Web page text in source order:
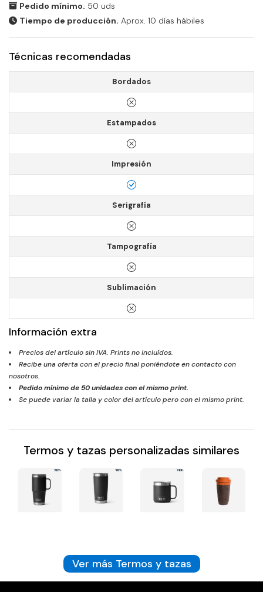
Pedido mínimo. 50 uds
Tiempo de producción. Aprox. 10 días hábiles
Técnicas recomendadas
Bordados
Estampados
Impresión
Serigrafía
Tampografía
Sublimación
Información extra
Precios del artículo sin IVA. Prints no incluídos.
Recibe una oferta con el precio final poniéndote en contacto con
nosotros.
Pedido mínimo de50unidades con el mismo print.
Se puede variar la talla y color del artículo pero con el mismo print.
Termos y tazas personalizadas similares
Ver más Termos y tazas